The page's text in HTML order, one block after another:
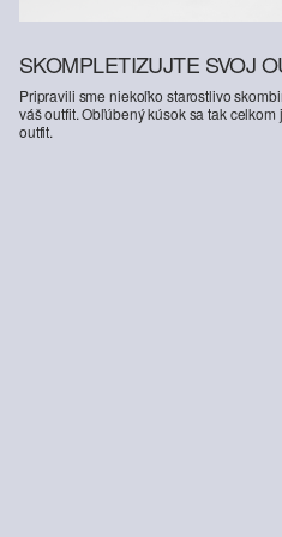
SKOMPLETIZUJTE SVOJ
Pripravili sme niekoľko starostlivo
váš outfit. Obľúbený kúsok sa tak
outfit.